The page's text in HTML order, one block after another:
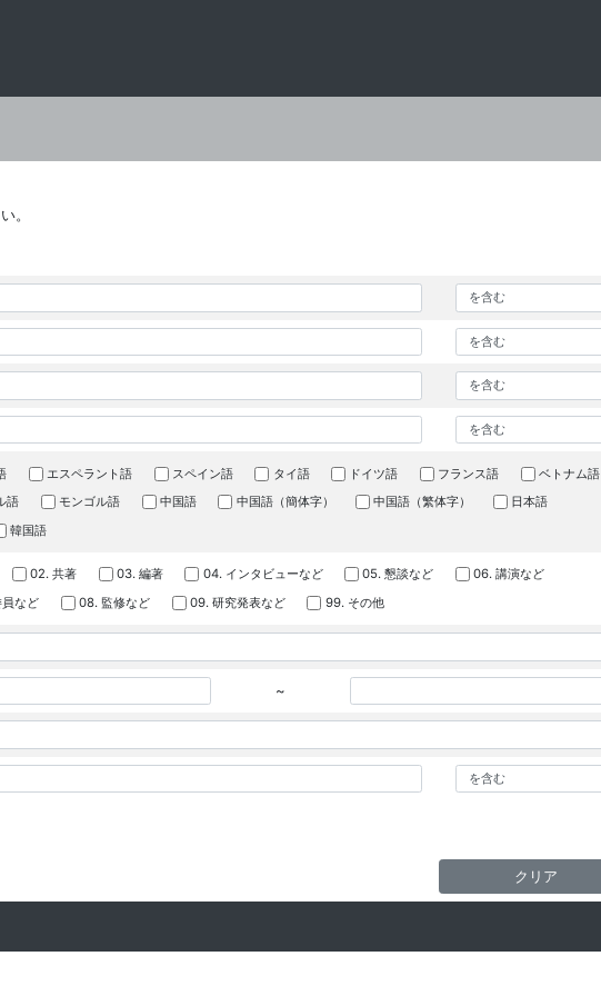
。
エスペラント語 スペイン語 タイ語 ドイツ語 フランス語
ベトナム語
語
モンゴル語 中国語 中国語（簡体字） 中国語（繁体字）
日本語
韓国語
02. 共著 03. 編著 04. インタビューなど 05. 懇談など
06. 講演など
など
08. 監修など 09. 研究発表など 99. その他
~
クリア